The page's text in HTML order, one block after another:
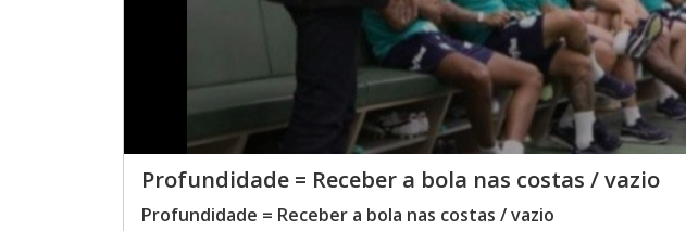
Profundidade = Receber a bola nas costas / vazio
Profundidade = Receber a bola nas costas / vazio